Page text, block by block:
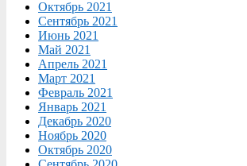
Октябрь 2021
Сентябрь 2021
Июнь 2021
Май 2021
Апрель 2021
Март 2021
Февраль 2021
Январь 2021
Декабрь 2020
Ноябрь 2020
Октябрь 2020